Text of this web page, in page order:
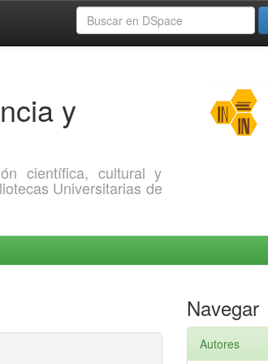
y
científica, cultural y
Universitarias de
Navegar
Autores